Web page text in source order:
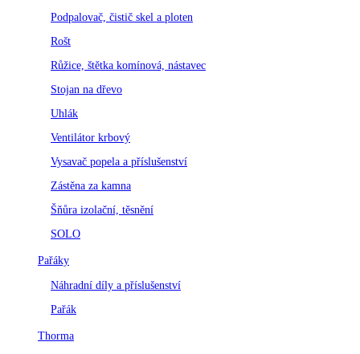
Podpalovač, čistič skel a ploten
Rošt
Růžice, štětka komínová, nástavec
Stojan na dřevo
Uhlák
Ventilátor krbový
Vysavač popela a příslušenství
Zástěna za kamna
Šňůra izolační, těsnění
SOLO
Pařáky
Náhradní díly a příslušenství
Pařák
Thorma